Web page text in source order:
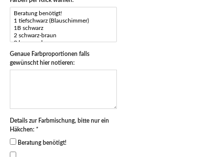
Genaue Farbproportionen falls
gewünscht hier notieren:
Details zur Farbmischung, bitte nur ein
Häkchen: *
Beratung benötigt!